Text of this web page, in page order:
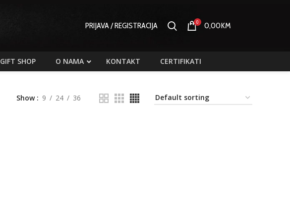
PRIJAVA / REGISTRACIJA 0 0,00KM
GIFT SHOP O NAMA KONTAKT CERTIFIKATI
Show 9 24 36